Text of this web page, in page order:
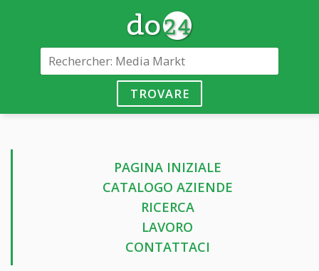
TROVARE
PAGINA INIZIALE
CATALOGO AZIENDE
RICERCA
LAVORO
CONTATTACI